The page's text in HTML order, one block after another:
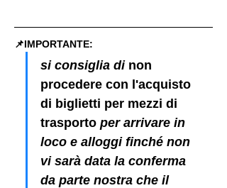
📌IMPORTANTE:
si consiglia di non
procedere con l'acquisto
di biglietti per mezzi di
trasporto per arrivare in
loco e alloggi finché non
vi sarà data la conferma
da parte nostra che il